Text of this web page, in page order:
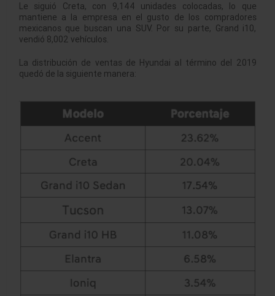
Le siguió Creta, con 9,144 unidades colocadas, lo que
mantiene a la empresa en el gusto de los compradores
mexicanos que buscan una SUV. Por su parte, Grand i10,
vendió 8,002 vehículos.
La distribución de ventas de Hyundai al término del 2019
quedó de la siguiente manera: